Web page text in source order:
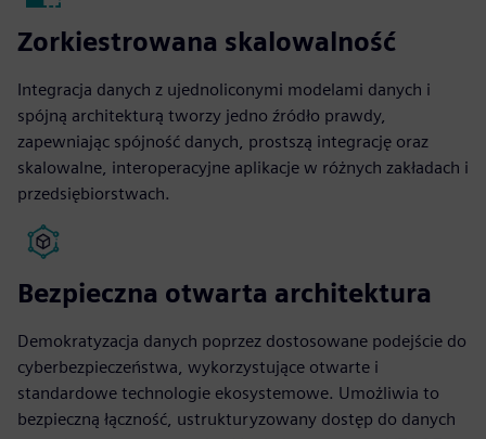
Zorkiestrowana skalowalność
Integracja danych z ujednoliconymi modelami danych i
spójną architekturą tworzy jedno źródło prawdy,
zapewniając spójność danych, prostszą integrację oraz
skalowalne, interoperacyjne aplikacje w różnych zakładach i
przedsiębiorstwach.
Bezpieczna otwarta architektura
Demokratyzacja danych poprzez dostosowane podejście do
cyberbezpieczeństwa, wykorzystujące otwarte i
standardowe technologie ekosystemowe. Umożliwia to
bezpieczną łączność, ustrukturyzowany dostęp do danych